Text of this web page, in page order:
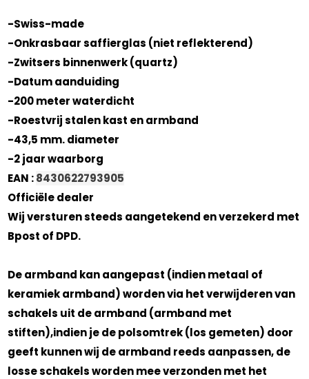
-Swiss-made
-Onkrasbaar saffierglas (niet reflekterend)
-Zwitsers binnenwerk (quartz)
-Datum aanduiding
-200 meter waterdicht
-Roestvrij stalen kast en armband
-43,5 mm. diameter
-2 jaar waarborg
EAN :8430622793905
Officiële dealer
Wij versturen steeds aangetekend en verzekerd met
Bpost of DPD.
De armband kan aangepast (indien metaal of
keramiek armband) worden via het verwijderen van
schakels uit de armband (armband met
stiften),indien je de polsomtrek (los gemeten) door
geeft kunnen wij de armband reeds aanpassen, de
losse schakels worden mee verzonden met het